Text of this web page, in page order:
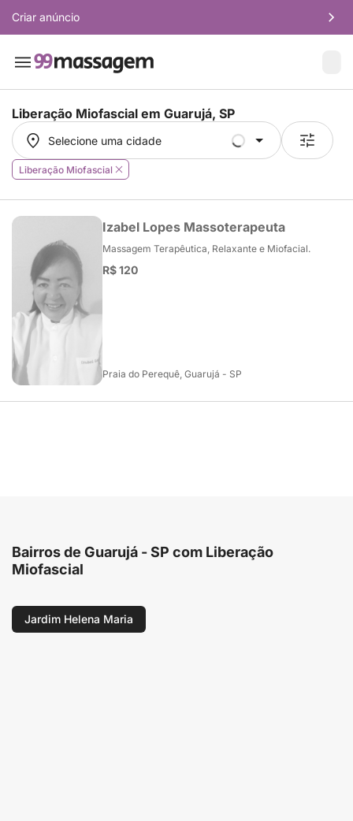
Criar anúncio
Liberação Miofascial em Guarujá, SP
Selecione uma cidade
Selecione uma cidade
Liberação Miofascial
Izabel Lopes Massoterapeuta
Massagem Terapêutica, Relaxante e Miofacial.
R$ 120
Praia do Perequê, Guarujá - SP
Bairros de Guarujá - SP com Liberação
Miofascial
Jardim Helena Maria